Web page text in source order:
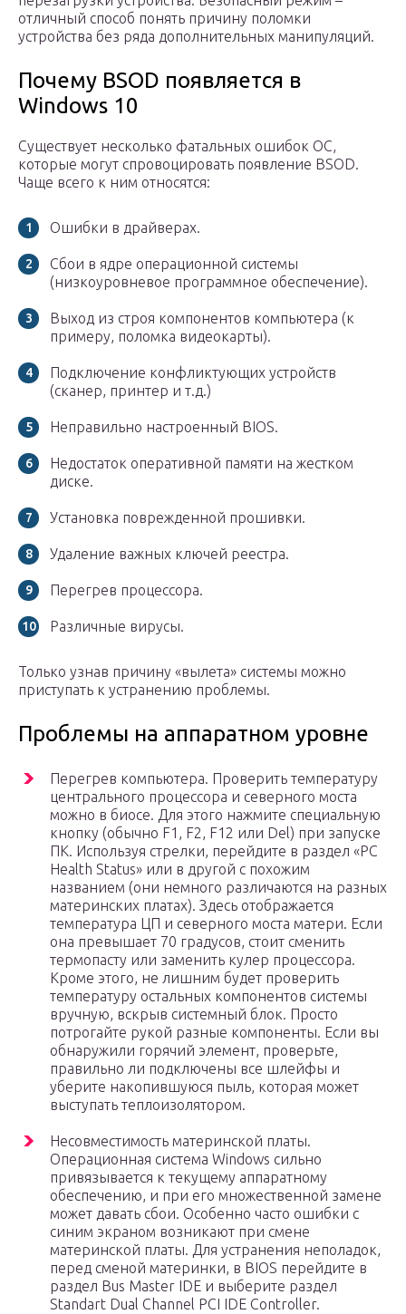
отличный способ понять причину поломки
устройства без ряда дополнительных манипуляций.
Почему BSOD появляется в
Windows 10
Существует несколько фатальных ошибок ОС,
которые могут спровоцировать появление ВSOD.
Чаще всего к ним относятся:
Ошибки в драйверах.
Сбои в ядре операционной системы
(низкоуровневое программное обеспечение).
Выход из строя компонентов компьютера (к
примеру, поломка видеокарты).
Подключение конфликтующих устройств
(сканер, принтер и т.д.)
Неправильно настроенный BIOS.
Недостаток оперативной памяти на жестком
диске.
Установка поврежденной прошивки.
Удаление важных ключей реестра.
Перегрев процессора.
Различные вирусы.
Только узнав причину «вылета» системы можно
приступать к устранению проблемы.
Проблемы на аппаратном уровне
Перегрев компьютера. Проверить температуру
центрального процессора и северного моста
можно в биосе. Для этого нажмите специальную
кнопку (обычно F1, F2, F12 или Del) при запуске
ПК. Используя стрелки, перейдите в раздел «PC
Health Status» или в другой с похожим
названием (они немного различаются на разных
материнских платах). Здесь отображается
температура ЦП и северного моста матери. Если
она превышает 70 градусов, стоит сменить
термопасту или заменить кулер процессора.
Кроме этого, не лишним будет проверить
температуру остальных компонентов системы
вручную, вскрыв системный блок. Просто
потрогайте рукой разные компоненты. Если вы
обнаружили горячий элемент, проверьте,
правильно ли подключены все шлейфы и
уберите накопившуюся пыль, которая может
выступать теплоизолятором.
Несовместимость материнской платы.
Операционная система Windows сильно
привязывается к текущему аппаратному
обеспечению, и при его множественной замене
может давать сбои. Особенно часто ошибки с
синим экраном возникают при смене
материнской платы. Для устранения неполадок,
перед сменой материнки, в BIOS перейдите в
раздел Bus Master IDE и выберите раздел
Standart Dual Channel PCI IDE Controller.